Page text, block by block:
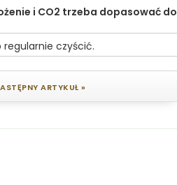
i CO2 trzeba dopasować do
regularnie czyścić.
ARTYKUŁ »